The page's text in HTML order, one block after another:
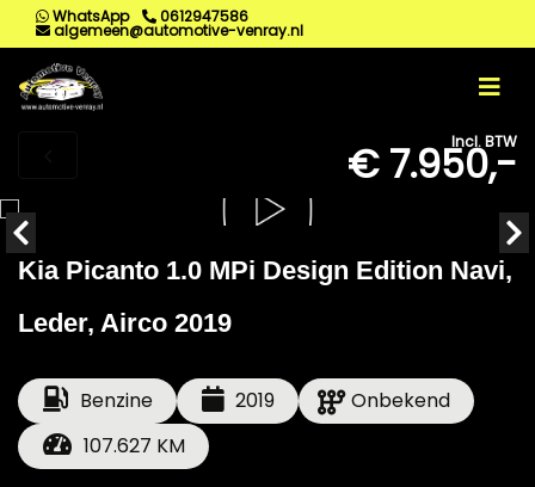
WhatsApp 0612947586
algemeen@automotive-venray.nl
Incl. BTW
€ 7.950,-
Kia Picanto 1.0 MPi Design Edition Navi,
Leder, Airco 2019
Benzine 2019
Onbekend
107.627 KM